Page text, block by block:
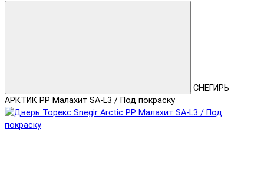
СНЕГИРЬ
АРКТИК PP Малахит SA-L3 / Под покраску